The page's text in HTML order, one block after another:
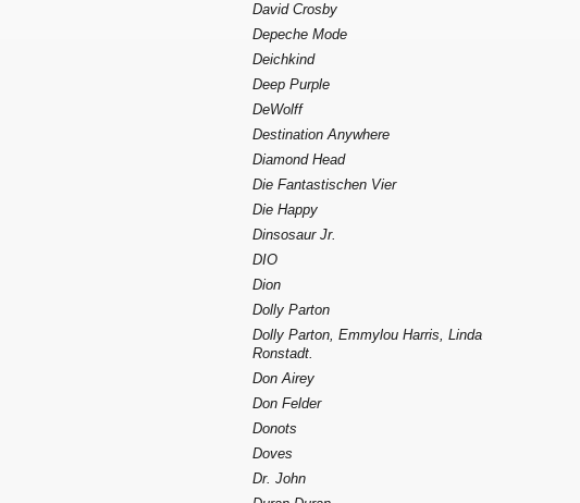
David Crosby
Depeche Mode
Deichkind
Deep Purple
DeWolff
Destination Anywhere
Diamond Head
Die Fantastischen Vier
Die Happy
Dinsosaur Jr.
DIO
Dion
Dolly Parton
Dolly Parton, Emmylou Harris, Linda
Ronstadt.
Don Airey
Don Felder
Donots
Doves
Dr. John